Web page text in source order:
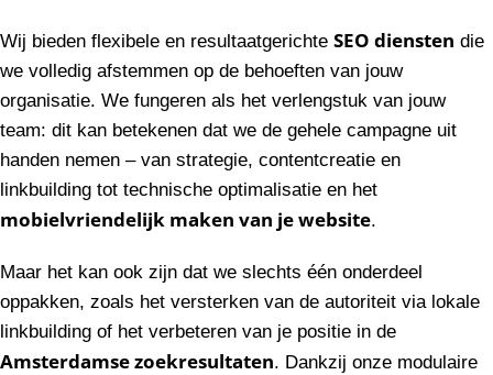
Wij bieden flexibele en resultaatgerichte SEO diensten die
we volledig afstemmen op de behoeften van jouw
organisatie. We fungeren als het verlengstuk van jouw
team: dit kan betekenen dat we de gehele campagne uit
handen nemen – van strategie, contentcreatie en
linkbuilding tot technische optimalisatie en het
mobielvriendelijk maken van je website.
Maar het kan ook zijn dat we slechts één onderdeel
oppakken, zoals het versterken van de autoriteit via lokale
linkbuilding of het verbeteren van je positie in de
Amsterdamse zoekresultaten. Dankzij onze modulaire